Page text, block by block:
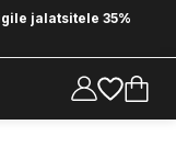
jalatsitele 35%